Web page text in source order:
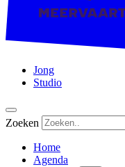
Jong
Studio
Zoeken
Home
Agenda